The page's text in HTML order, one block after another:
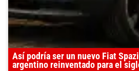
Así podría ser un nuevo Fiat
argentino reinventado para el